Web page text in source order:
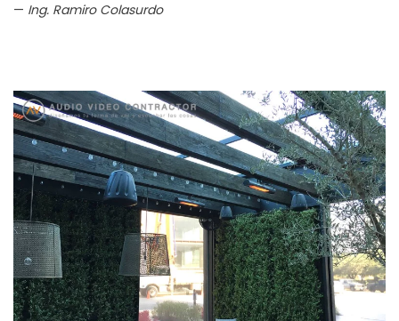
Ing. Ramiro Colasurdo